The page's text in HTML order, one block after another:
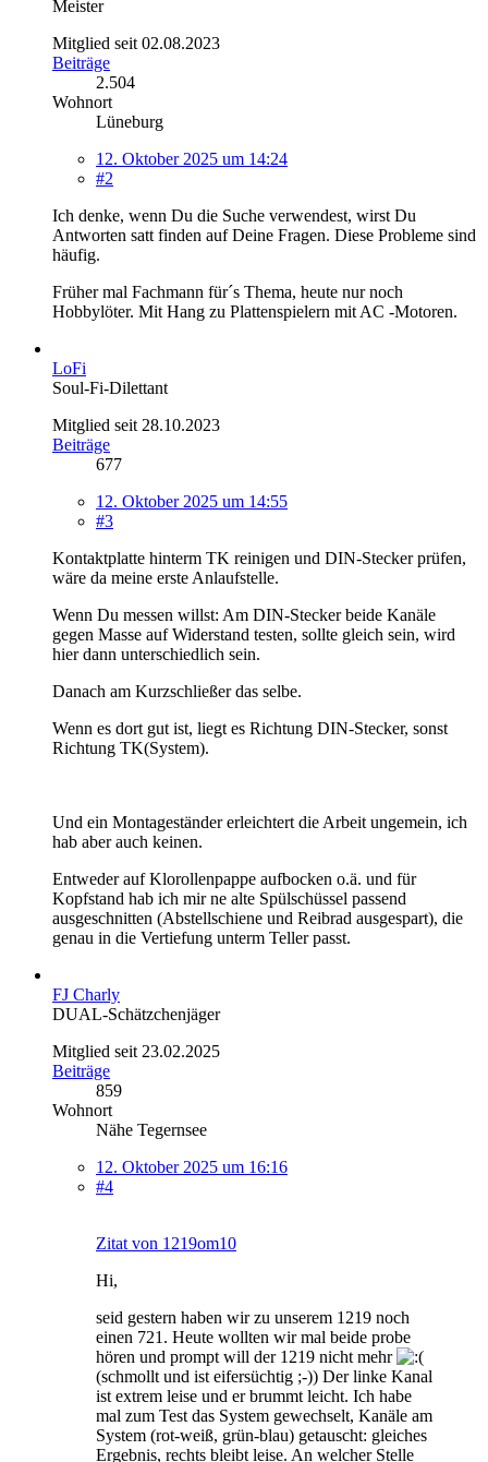
Meister
Mitglied seit 02.08.2023
Beiträge
2.504
Wohnort
Lüneburg
12. Oktober 2025 um 14:24
#2
Ich denke, wenn Du die Suche verwendest, wirst Du
Antworten satt finden auf Deine Fragen. Diese Probleme sind
häufig.
Früher mal Fachmann für´s Thema, heute nur noch
Hobbylöter. Mit Hang zu Plattenspielern mit AC -Motoren.
LoFi
Soul-Fi-Dilettant
Mitglied seit 28.10.2023
Beiträge
677
12. Oktober 2025 um 14:55
#3
Kontaktplatte hinterm TK reinigen und DIN-Stecker prüfen,
wäre da meine erste Anlaufstelle.
Wenn Du messen willst: Am DIN-Stecker beide Kanäle
gegen Masse auf Widerstand testen, sollte gleich sein, wird
hier dann unterschiedlich sein.
Danach am Kurzschließer das selbe.
Wenn es dort gut ist, liegt es Richtung DIN-Stecker, sonst
Richtung TK(System).
Und ein Montageständer erleichtert die Arbeit ungemein, ich
hab aber auch keinen.
Entweder auf Klorollenpappe aufbocken o.ä. und für
Kopfstand hab ich mir ne alte Spülschüssel passend
ausgeschnitten (Abstellschiene und Reibrad ausgespart), die
genau in die Vertiefung unterm Teller passt.
FJ Charly
DUAL-Schätzchenjäger
Mitglied seit 23.02.2025
Beiträge
859
Wohnort
Nähe Tegernsee
12. Oktober 2025 um 16:16
#4
Zitat von 1219om10
Hi,
seid gestern haben wir zu unserem 1219 noch
einen 721. Heute wollten wir mal beide probe
hören und prompt will der 1219 nicht mehr
(schmollt und ist eifersüchtig ;-)) Der linke Kanal
ist extrem leise und er brummt leicht. Ich habe
mal zum Test das System gewechselt, Kanäle am
System (rot-weiß, grün-blau) getauscht: gleiches
Ergebnis, rechts bleibt leise. An welcher Stelle